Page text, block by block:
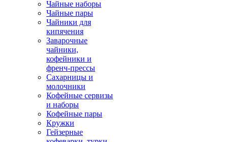
Чайные наборы
Чайные пары
Чайники для
кипячения
Заварочные
чайники,
кофейники и
френч-прессы
Сахарницы и
молочники
Кофейные сервизы
и наборы
Кофейные пары
Кружки
Гейзерные